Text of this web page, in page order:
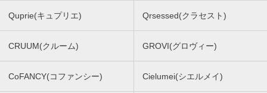
Quprie(キュプリエ) Qrsessed(クラセスト)
CRUUM(クルーム) GROVI(グロヴィー)
CoFANCY(コファンシー) Cielumei(シエルメイ)